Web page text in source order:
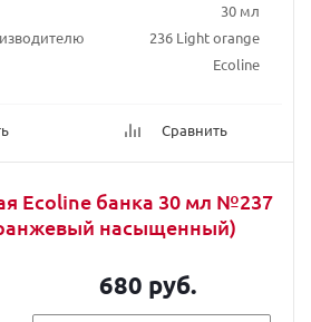
30 мл
236 Light orange
Ecoline
Сравнить
Ecoline банка 30 мл №237
насыщенный)
680 руб.